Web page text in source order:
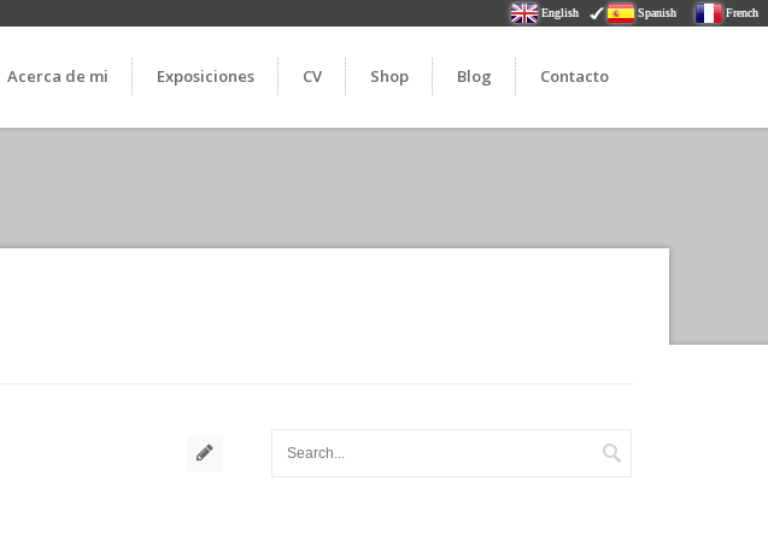
English Spanish French
Acerca de mi Exposiciones CV Shop Blog Contacto